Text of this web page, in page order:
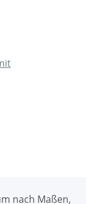
nach Maßen,